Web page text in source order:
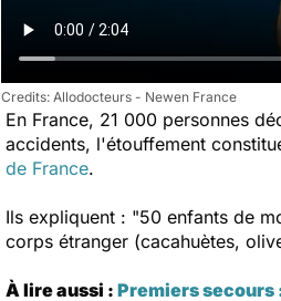
Allodocteurs - Newen France
En France, 21 000 personnes
accidents, l'étouffement
de France.
Ils expliquent : "50 enfants de
corps étranger (cacahuètes,
À lire aussi : Premiers secours